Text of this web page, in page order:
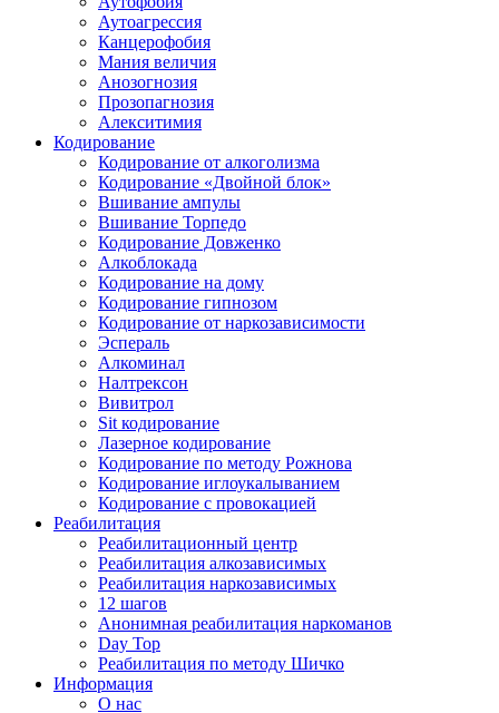
Аутоагрессия
Канцерофобия
Мания величия
Анозогнозия
Прозопагнозия
Алекситимия
Кодирование
Кодирование от алкоголизма
Кодирование «Двойной блок»
Вшивание ампулы
Вшивание Торпедо
Кодирование Довженко
Алкоблокада
Кодирование на дому
Кодирование гипнозом
Кодирование от наркозависимости
Эспераль
Алкоминал
Налтрексон
Вивитрол
Sit кодирование
Лазерное кодирование
Кодирование по методу Рожнова
Кодирование иглоукалыванием
Кодирование с провокацией
Реабилитация
Реабилитационный центр
Реабилитация алкозависимых
Реабилитация наркозависимых
12 шагов
Анонимная реабилитация наркоманов
Day Top
Реабилитация по методу Шичко
Информация
О нас